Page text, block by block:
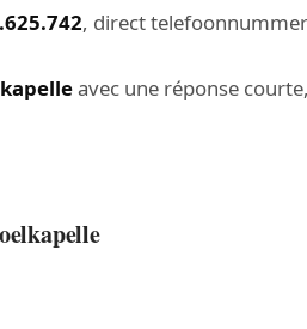
, direct telefoonnummer
avec une réponse